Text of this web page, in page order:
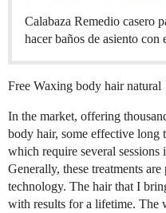
Calabaza Remedio casero
hacer baños de asiento con
Free Waxing body hair natural
In the market, offering
body hair, some effective long
which require several
Generally, these treatments
technology. The hair that I
with results for a lifetime. The